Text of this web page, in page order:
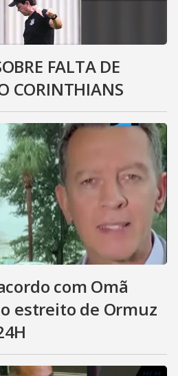
FALTA DE
CORINTHIANS
com Omã
estreito de Ormuz